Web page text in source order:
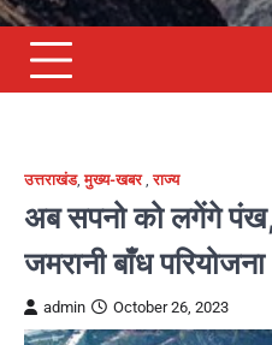
उत्तराखंड,मुख्य-खबर,राज्य
अब सपनो को लगेंगे
जमरानी बाँध परियोजना
admin October 26, 2023